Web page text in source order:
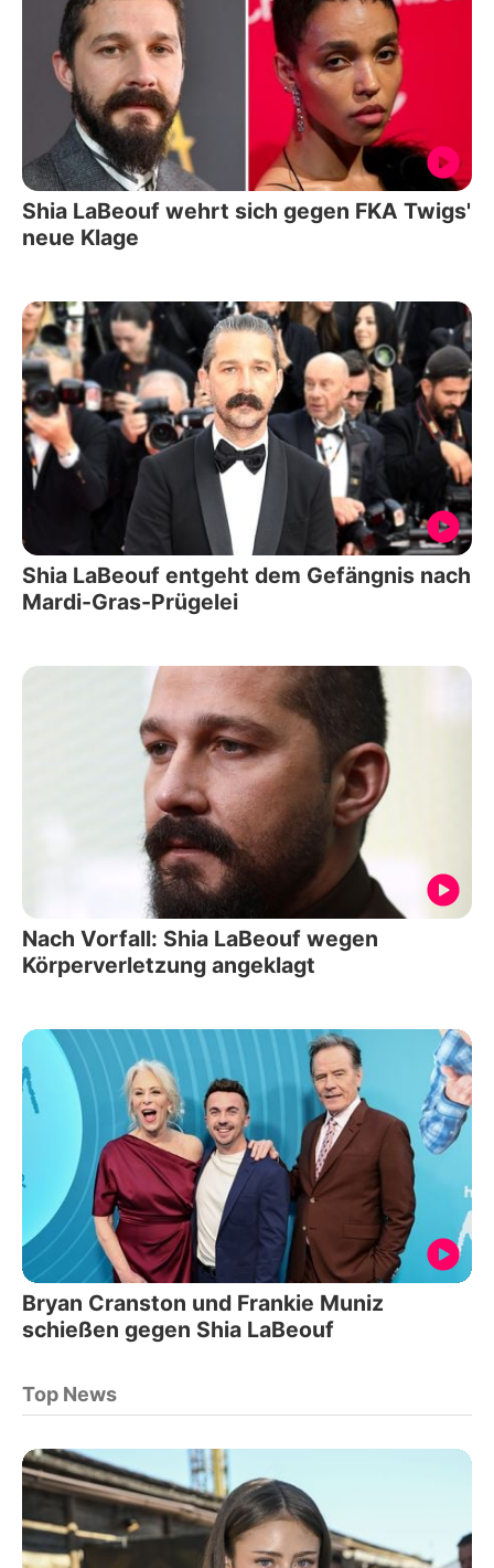
Shia LaBeouf wehrt sich gegen FKA Twigs'
neue Klage
Shia LaBeouf entgeht dem Gefängnis nach
Mardi-Gras-Prügelei
Nach Vorfall: Shia LaBeouf wegen
Körperverletzung angeklagt
Bryan Cranston und Frankie Muniz
schießen gegen Shia LaBeouf
Top News